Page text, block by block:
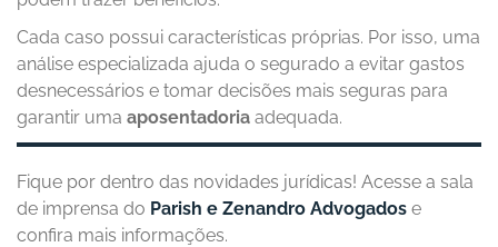
Cada caso possui características próprias. Por isso, uma
análise especializada ajuda o segurado a evitar gastos
desnecessários e tomar decisões mais seguras para
garantir uma aposentadoria adequada.
Fique por dentro das novidades jurídicas! Acesse a sala
de imprensa do Parish e Zenandro Advogados e
confira mais informações.